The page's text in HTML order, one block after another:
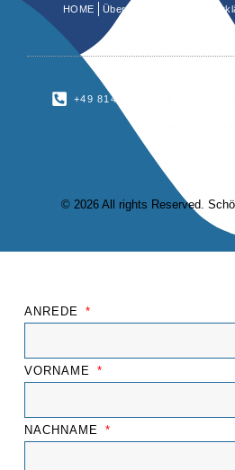
HOME Über uns
+49 8142 4259081
© 2026 All rights Reserved.
ANREDE
VORNAME
NACHNAME